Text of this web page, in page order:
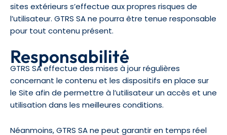
sites extérieurs s’effectue aux propres risques de
l’utilisateur. GTRS SA ne pourra être tenue responsable
pour tout contenu présent.
Responsabilité
GTRS SA effectue des mises à jour régulières
concernant le contenu et les dispositifs en place sur
le Site afin de permettre à l’utilisateur un accès et une
utilisation dans les meilleures conditions.
Néanmoins, GTRS SA ne peut garantir en temps réel